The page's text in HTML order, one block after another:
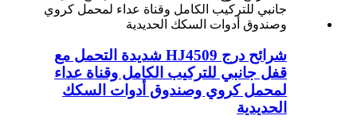
شرائح درج HJ4509 شديدة التحمل مع
قفل جانبي للتركيب الكامل وقناة عداء
لمحمل كروي وصندوق أدوات السكك
الحديدية